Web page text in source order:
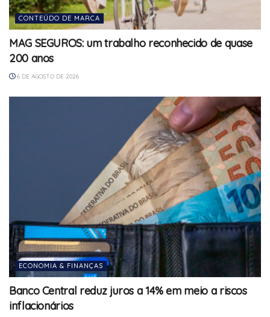
CONTEÚDO DE MARCA
MAG SEGUROS: um trabalho reconhecido de quase
200 anos
6 DE AGOSTO DE 2026
ECONOMIA & FINANÇAS
Banco Central reduz juros a 14% em meio a riscos
inflacionários